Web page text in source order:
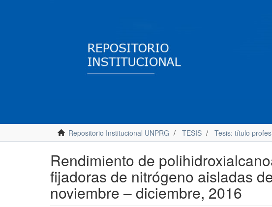
Repositorio Institucional UNPRG TESIS Tesis: título
Rendimiento de
fijadoras de nitrógeno aisladas
noviembre – diciembre, 2016